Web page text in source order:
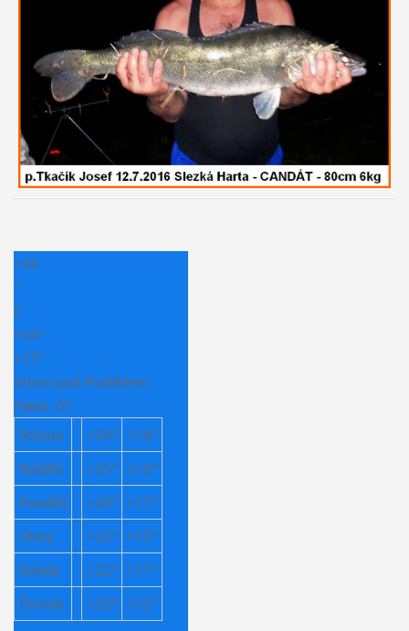
+24
°
C
+24°
+17°
Vrbno pod Pradědem
Pátek, 07
Sobota
+24° +14°
Neděle
+25° +13°
Pondělí
+29° +17°
Úterý
+23° +13°
Středa
+22° +11°
Čtvrtek
+25° +12°